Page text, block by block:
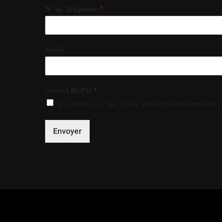
N° de Téléphone *
Email
Accord RGPD *
Envoyer